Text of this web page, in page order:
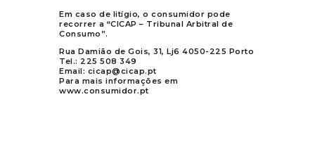
Em caso de litígio, o consumidor pode
recorrer a “CICAP – Tribunal Arbitral de
Consumo”.
Rua Damião de Gois, 31, Lj6 4050-225 Porto
Tel.: 225 508 349
Email: cicap@cicap.pt
Para mais informações em
www.consumidor.pt